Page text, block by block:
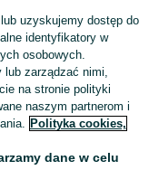
Sprzedaż grilli ogrodowych Głogów ▶️ gazowe, węglowe, elektryczne i inne ✅ Nowe i używane w atrakcyjnych cenach ☝ Przeglądaj ogłoszenia na OLX.pl! Zobacz
uzyskujemy dostęp do
identyfikatory w
osobowych.
lub zarządzać nimi,
na stronie polityki
naszym partnerom i
Polityka cookies,
dane w celu